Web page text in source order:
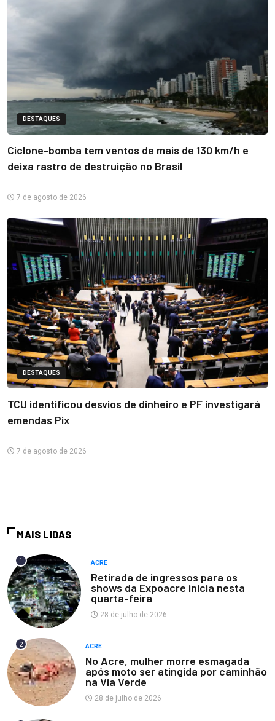
DESTAQUES
Ciclone-bomba tem ventos de mais de 130 km/h e
deixa rastro de destruição no Brasil
7 de agosto de 2026
DESTAQUES
TCU identificou desvios de dinheiro e PF investigará
emendas Pix
7 de agosto de 2026
MAIS LIDAS
1 ACRE
Retirada de ingressos para os
shows da Expoacre inicia nesta
quarta-feira
28 de julho de 2026
2 ACRE
No Acre, mulher morre esmagada
após moto ser atingida por caminhão
na Via Verde
28 de julho de 2026